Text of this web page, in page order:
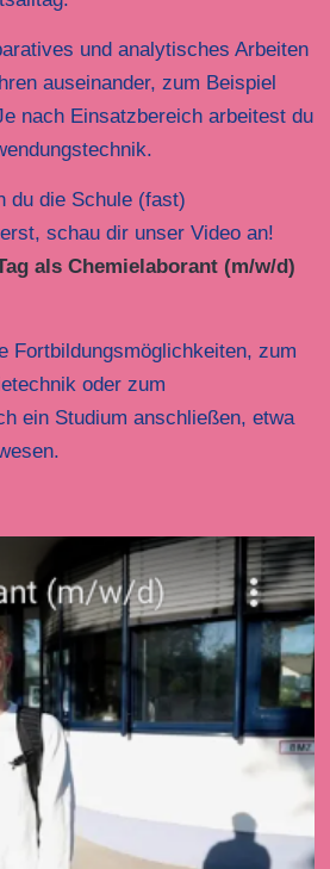
und analytisches Arbeiten
auseinander, zum Beispiel
nach Einsatzbereich arbeitest du
du die Schule (fast)
schau dir unser Video an!
als Chemielaborant (m/w/d)
Fortbildungsmöglichkeiten, zum
oder zum
ein Studium anschließen, etwa